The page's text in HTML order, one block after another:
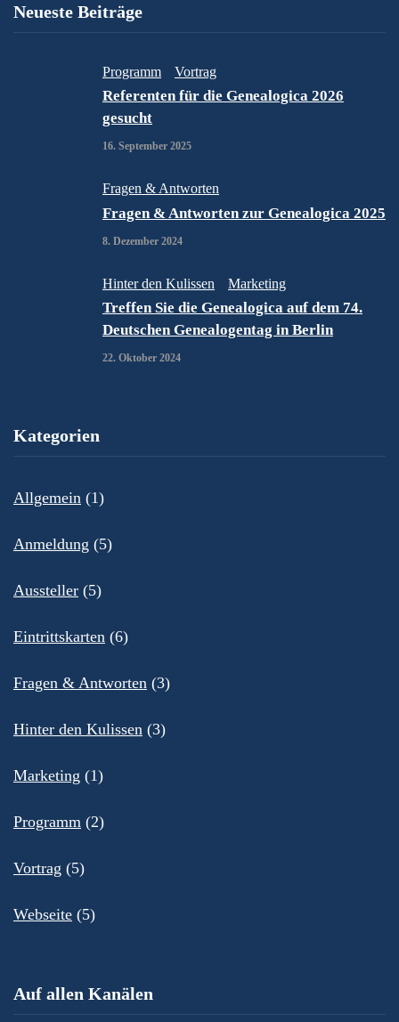
Neueste Beiträge
Programm Vortrag
Referenten für die Genealogica 2026
gesucht
16. September 2025
Fragen & Antworten
Fragen & Antworten zur Genealogica 2025
8. Dezember 2024
Hinter den Kulissen Marketing
Treffen Sie die Genealogica auf dem 74.
Deutschen Genealogentag in Berlin
22. Oktober 2024
Kategorien
Allgemein (1)
Anmeldung (5)
Aussteller (5)
Eintrittskarten (6)
Fragen & Antworten (3)
Hinter den Kulissen (3)
Marketing (1)
Programm (2)
Vortrag (5)
Webseite (5)
Auf allen Kanälen